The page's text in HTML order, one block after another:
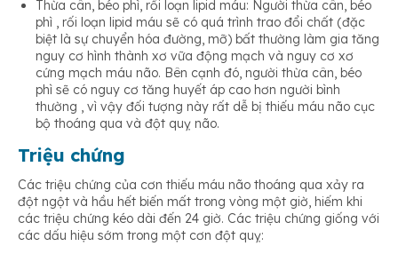
Thừa cân, béo phì, rối loạn lipid máu: Người thừa cân, béo
phì , rối loạn lipid máu sẽ có quá trình trao đổi chất (đặc
biệt là sự chuyển hóa đường, mỡ) bất thường làm gia tăng
nguy cơ hình thành xơ vữa động mạch và nguy cơ xơ
cứng mạch máu não. Bên cạnh đó, người thừa cân, béo
phì sẽ có nguy cơ tăng huyết áp cao hơn người bình
thường , vì vậy đối tượng này rất dễ bị thiếu máu não cục
bộ thoáng qua và đột quỵ não.
Triệu chứng
Các triệu chứng của cơn thiếu máu não thoáng qua xảy ra
đột ngột và hầu hết biến mất trong vòng một giờ, hiếm khi
các triệu chứng kéo dài đến 24 giờ. Các triệu chứng giống với
các dấu hiệu sớm trong một cơn đột quỵ: